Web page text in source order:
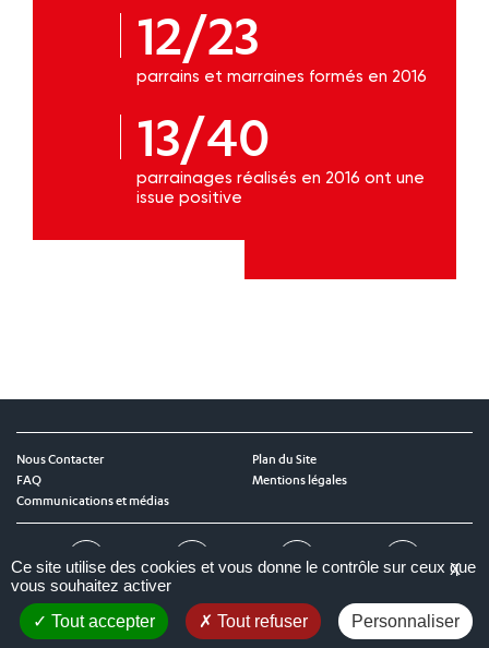
12/23
parrains et marraines formés en 2016
13/40
parrainages réalisés en 2016 ont une
issue positive
Nous Contacter
FAQ
Communications et médias
Plan du Site
Mentions légales
Twitter LinkedInInstagramYouTube
Nos Partenaires :
X
Ce site utilise des cookies et vous donne le contrôle sur ceux que
vous souhaitez activer
Tout accepter
Tout refuser
Personnaliser